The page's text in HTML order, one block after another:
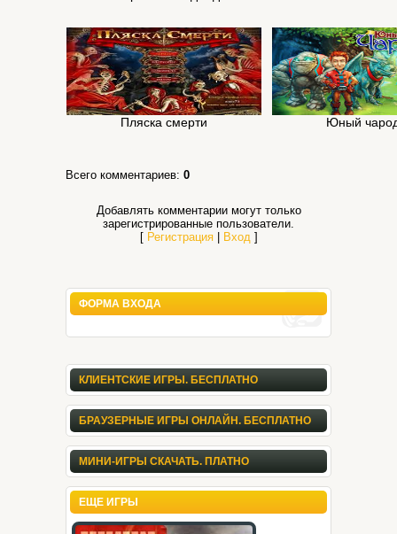
Пляска смерти Юный
Всего комментариев: 0
Добавлять комментарии могут только
зарегистрированные пользователи.
[ Регистрация| Вход]
ФОРМА ВХОДА
КЛИЕНТСКИЕ ИГРЫ. БЕСПЛАТНО
БРАУЗЕРНЫЕ ИГРЫ ОНЛАЙН. БЕСПЛАТНО
МИНИ-ИГРЫ СКАЧАТЬ. ПЛАТНО
ЕЩЕ ИГРЫ